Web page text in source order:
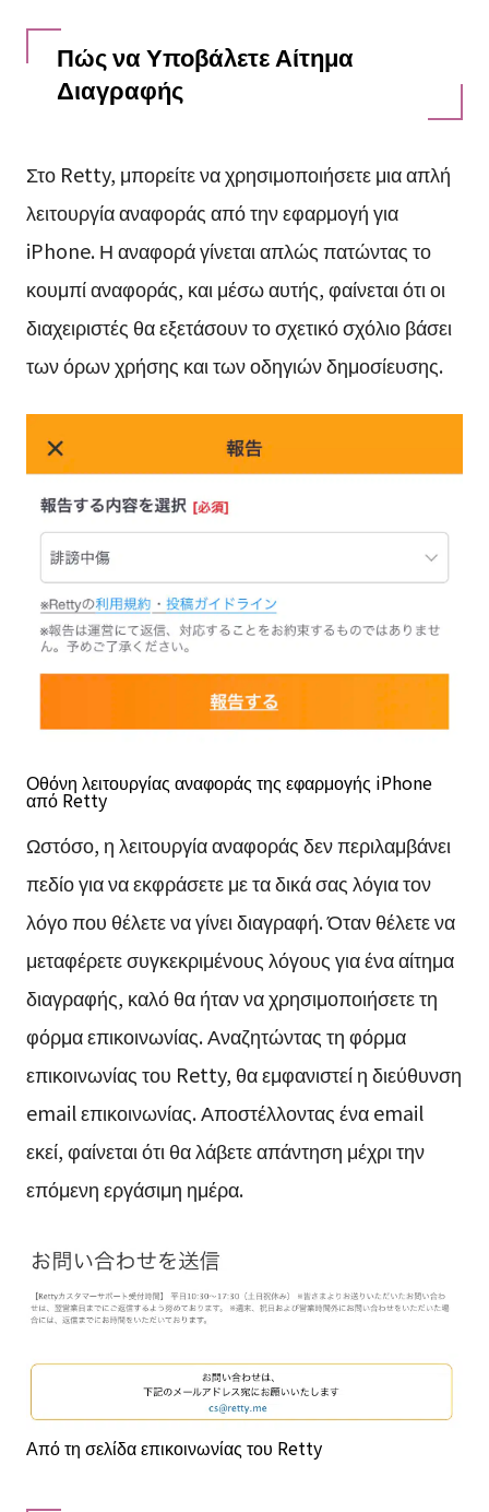
Πώς να Υποβάλετε Αίτημα
Διαγραφής
Στο Retty, μπορείτε να χρησιμοποιήσετε μια απλή
λειτουργία αναφοράς από την εφαρμογή για
iPhone. Η αναφορά γίνεται απλώς πατώντας το
κουμπί αναφοράς, και μέσω αυτής, φαίνεται ότι οι
διαχειριστές θα εξετάσουν το σχετικό σχόλιο βάσει
των όρων χρήσης και των οδηγιών δημοσίευσης.
Οθόνη λειτουργίας αναφοράς της εφαρμογής iPhone
από Retty
Ωστόσο, η λειτουργία αναφοράς δεν περιλαμβάνει
πεδίο για να εκφράσετε με τα δικά σας λόγια τον
λόγο που θέλετε να γίνει διαγραφή. Όταν θέλετε να
μεταφέρετε συγκεκριμένους λόγους για ένα αίτημα
διαγραφής, καλό θα ήταν να χρησιμοποιήσετε τη
φόρμα επικοινωνίας. Αναζητώντας τη φόρμα
επικοινωνίας του Retty, θα εμφανιστεί η διεύθυνση
email επικοινωνίας. Αποστέλλοντας ένα email
εκεί, φαίνεται ότι θα λάβετε απάντηση μέχρι την
επόμενη εργάσιμη ημέρα.
Από τη σελίδα επικοινωνίας του Retty